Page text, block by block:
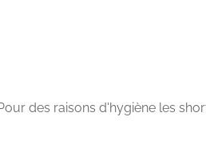
des raisons d'hygiène les